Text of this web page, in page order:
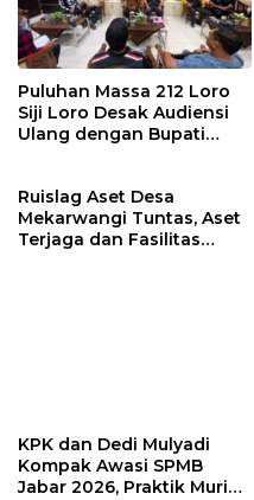
Puluhan Massa 212 Loro
Siji Loro Desak Audiensi
Ulang dengan Bupati
Pasir
Ruislag Aset Desa
Mekarwangi Tuntas, Aset
Terjaga dan Fasilitas
KPK dan Dedi Mulyadi
Kompak Awasi SPMB
Jabar 2026, Praktik Murid